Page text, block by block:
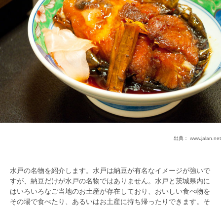
出典： www.jalan.net
水戸の名物を紹介します。水戸は納豆が有名なイメージが強いで
すが、納豆だけが水戸の名物ではありません。水戸と茨城県内に
はいろいろなご当地のお土産が存在しており、おいしい食べ物を
その場で食べたり、あるいはお土産に持ち帰ったりできます。そ